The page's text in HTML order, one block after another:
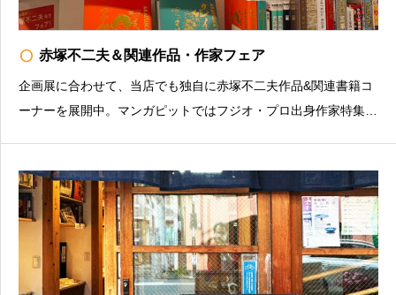
radio_button_unchecked 赤塚不二夫＆関連作品・作家フェア
企画展に合わせて、当店でも独自に赤塚不二夫作品&関連書籍コ
ーナーを展開中。マンガピットではフジオ・プロ出身作家特集